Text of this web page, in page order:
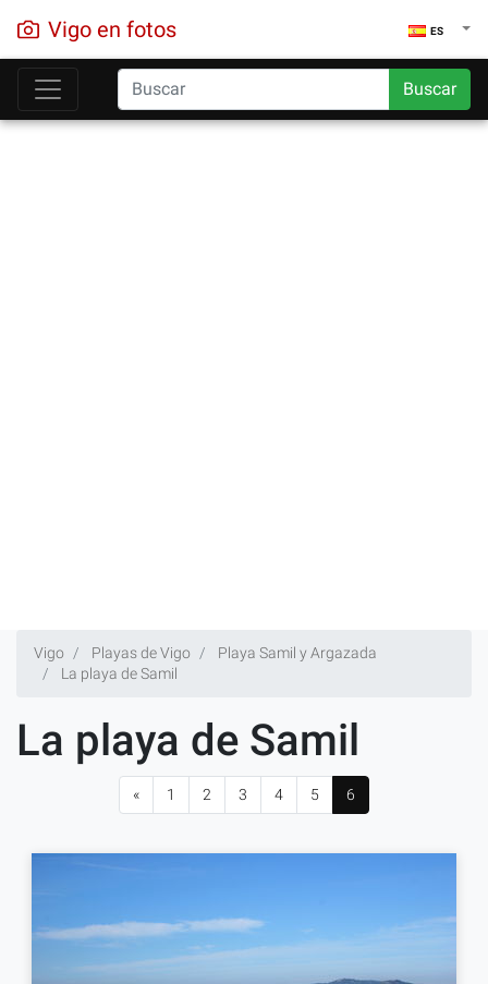
Vigo en fotos ES
Buscar
Vigo Playas de Vigo
Playa Samil y Argazada
La playa de Samil
La playa de Samil
« 1 2 3 4 5 6